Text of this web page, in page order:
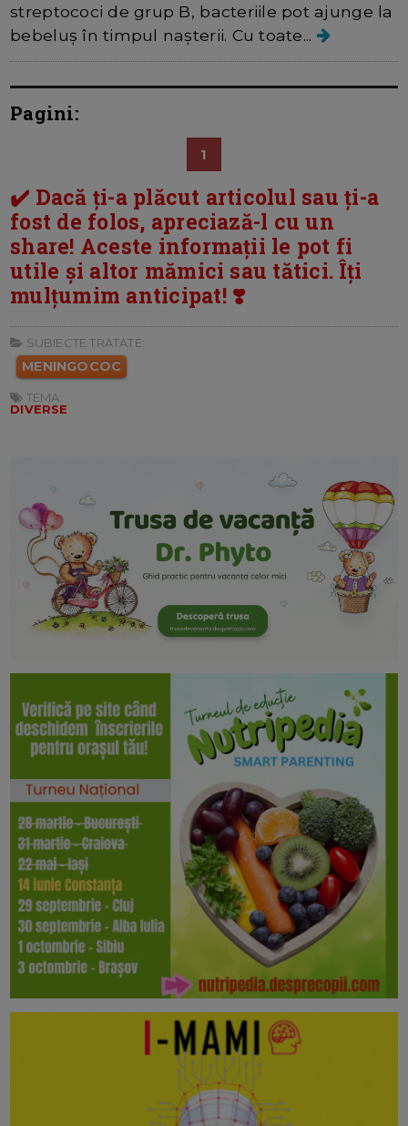
streptococi de grup B, bacteriile pot ajunge la
bebeluș în timpul nașterii. Cu toate...
Pagini:
1
✔️ Dacă ți-a plăcut articolul sau ți-a
fost de folos, apreciază-l cu un
share! Aceste informații le pot fi
utile și altor mămici sau tătici. Îți
mulțumim anticipat! ❣️
SUBIECTE TRATATE:
MENINGOCOC
TEMA:
DIVERSE